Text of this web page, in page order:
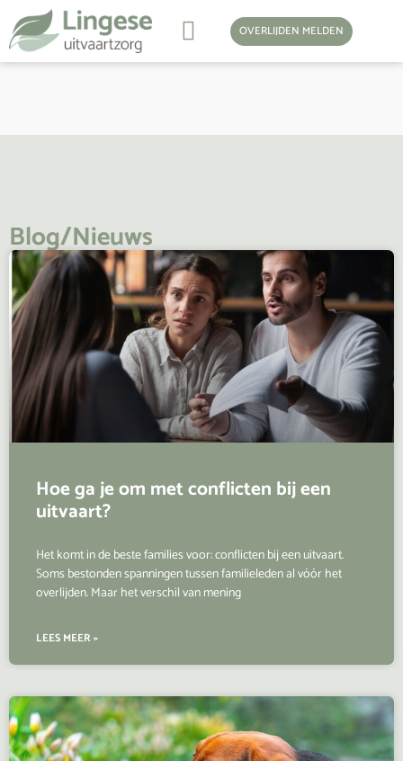
OVERLIJDEN MELDEN
Blog/Nieuws
Hoe ga je om met conflicten bij een
uitvaart?
Het komt in de beste families voor: conflicten bij een uitvaart.
Soms bestonden spanningen tussen familieleden al vóór het
overlijden. Maar het verschil van mening
LEES MEER »